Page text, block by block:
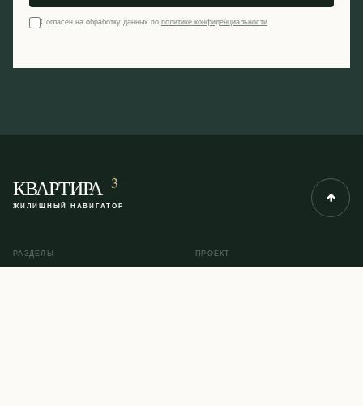
Согласен на обработку данных по политике конфиденциальности
КВАРТИРА 3
ЖИЛИЩНЫЙ НАВИГАТОР
РАЗДЕЛЫ ПРОЕКТ